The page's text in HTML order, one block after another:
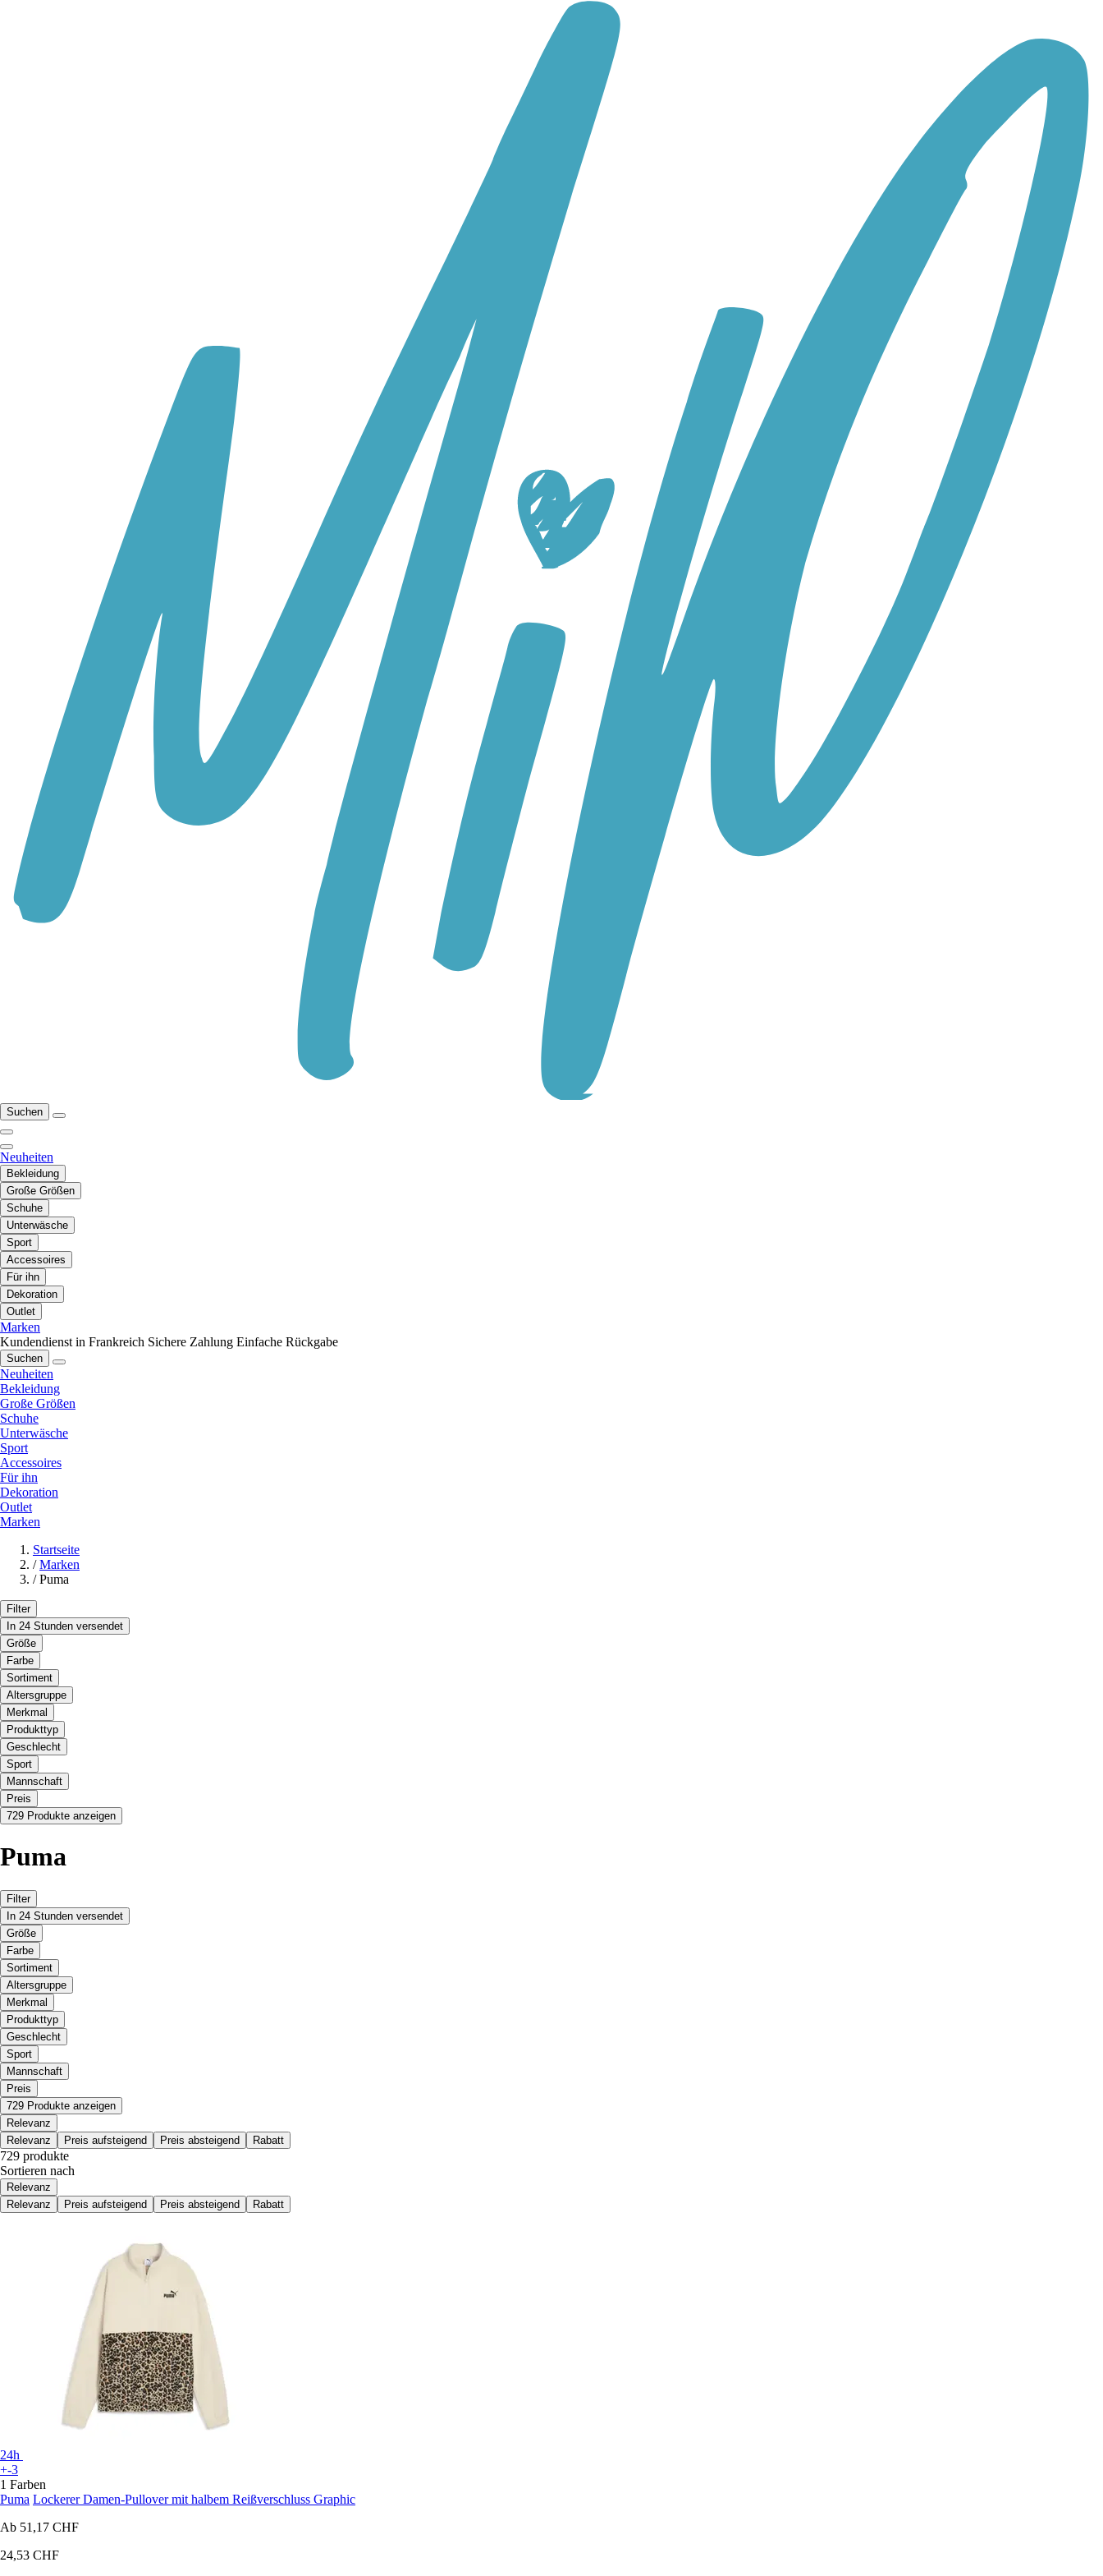
Suchen
Neuheiten
Bekleidung
Große Größen
Schuhe
Unterwäsche
Sport
Accessoires
Für ihn
Dekoration
Outlet
Marken
Kundendienst in Frankreich Sichere Zahlung Einfache Rückgabe
Suchen
Neuheiten
Bekleidung
Große Größen
Schuhe
Unterwäsche
Sport
Accessoires
Für ihn
Dekoration
Outlet
Marken
Startseite
/ Marken
/ Puma
Filter
In 24 Stunden versendet
Größe
Farbe
Sortiment
Altersgruppe
Merkmal
Produkttyp
Geschlecht
Sport
Mannschaft
Preis
729 Produkte anzeigen
Puma
Filter
In 24 Stunden versendet
Größe
Farbe
Sortiment
Altersgruppe
Merkmal
Produkttyp
Geschlecht
Sport
Mannschaft
Preis
729 Produkte anzeigen
Relevanz
Relevanz
Preis aufsteigend Preis absteigend Rabatt
729 produkte
Sortieren nach
Relevanz
Relevanz
Preis aufsteigend Preis absteigend Rabatt
24h
+-3
1 Farben
Puma Lockerer Damen-Pullover mit halbem Reißverschluss Graphic
Ab 51,17 CHF
24,53 CHF